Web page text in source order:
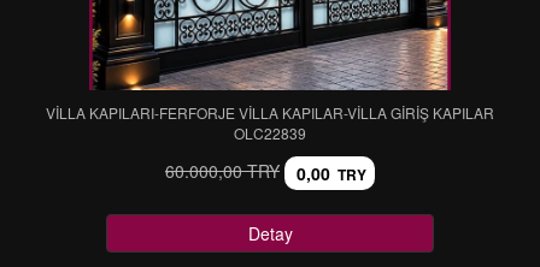
VİLLA KAPILARI-FERFORJE VİLLA KAPILAR-VİLLA GİRİŞ KAPILAR
OLC22839
60.000,00 TRY 0,00 TRY
Detay